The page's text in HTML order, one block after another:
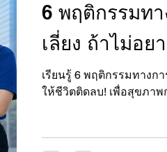
6 พฤติกรรมท
เลี่ยง ถ้าไม่อ
เรียนรู้ 6 พฤติกรรมทางก
ให้ชีวิตติดลบ! เพื่อสุขภา